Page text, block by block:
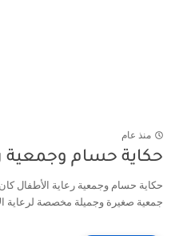
منذ عام
حكاية حسام وجمعية
حكاية حسام وجمعية رعاية الأطفال
جمعية صغيرة وجميلة مخصصة لرعاية